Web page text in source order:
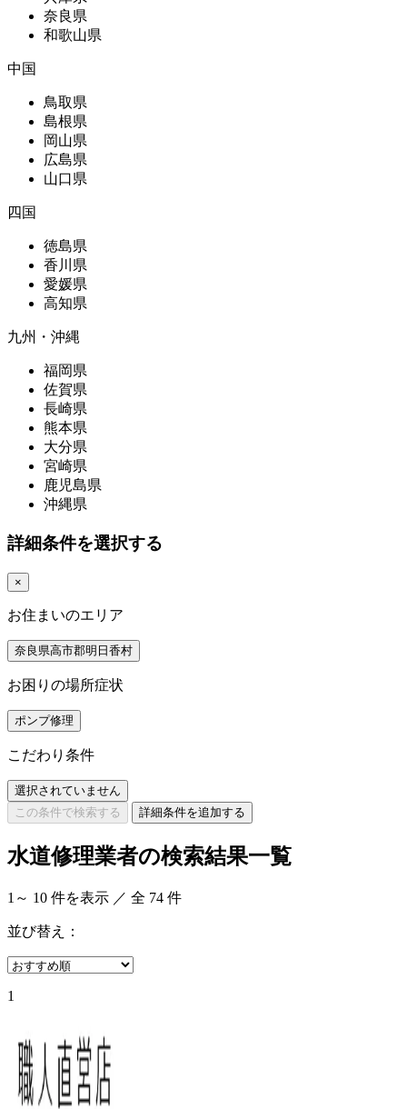
奈良県
和歌山県
中国
鳥取県
島根県
岡山県
広島県
山口県
四国
徳島県
香川県
愛媛県
高知県
九州・沖縄
福岡県
佐賀県
長崎県
熊本県
大分県
宮崎県
鹿児島県
沖縄県
詳細条件を選択する
×
お住まいのエリア
奈良県高市郡明日香村
お困りの場所症状
ポンプ修理
こだわり条件
選択されていません
この条件で検索する
詳細条件を追加する
水道修理業者の検索結果一覧
1 ～ 10 件を表示 ／ 全 74 件
並び替え：
1